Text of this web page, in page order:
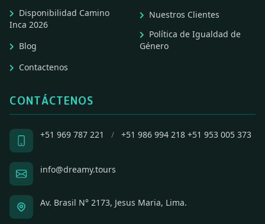
Disponibilidad Camino
Inca 2026
Blog
Contactenos
Nuestros Clientes
Política de Igualdad de
Género
CONTÁCTENOS
+51 969 787 221 / +51 986 994 218 +51 953 005 373
info@dreamy.tours
Av. Brasil N° 2173, Jesus Maria, Lima.